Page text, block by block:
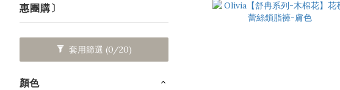
惠團購〕
套用篩選 (0/20)
顏色